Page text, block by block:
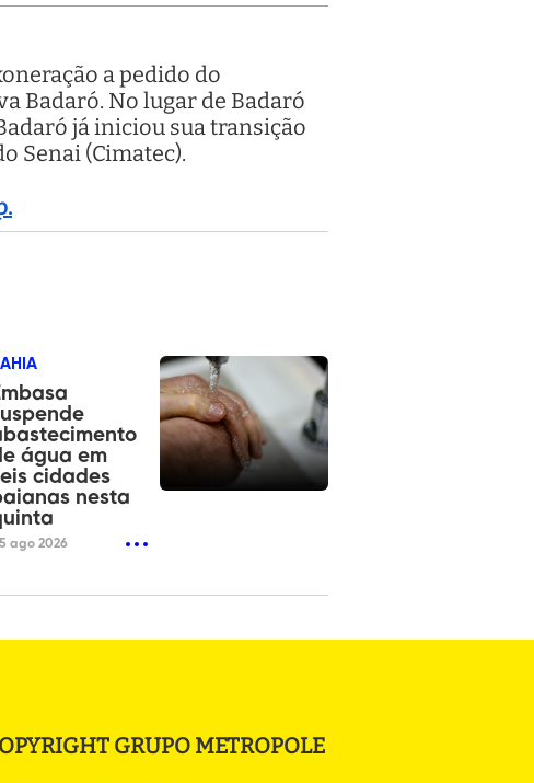
a pedido do
Badaró. No lugar de Badaró
já iniciou sua transição
Senai (Cimatec).
água em
cidades
nesta
ago 2026
GRUPO METROPOLE